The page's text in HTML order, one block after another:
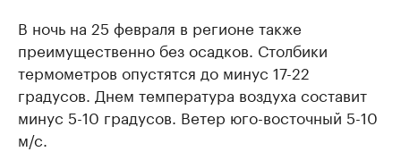
В ночь на 25 февраля в регионе также
преимущественно без осадков. Столбики
термометров опустятся до минус 17-22
градусов. Днем температура воздуха составит
минус 5-10 градусов. Ветер юго-восточный 5-10
м/с.